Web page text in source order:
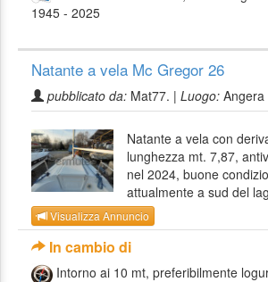
1945 - 2025
Natante a vela Mc Gregor 26
pubblicato da: Mat77. | Luogo: Angera
Natante a vela con
lunghezza mt. 7,87,
nel 2024, buone
attualmente a sud del
Visualizza Annuncio
In cambio di
Intorno ai 10 mt, preferibilmente